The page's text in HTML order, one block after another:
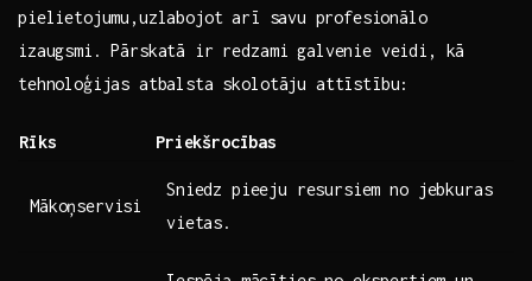
pielietojumu,uzlabojot ⁢arī savu ⁢profesionālo
izaugsmi. Pārskatā ir redzami ‌galvenie‌ veidi, kā
tehnoloģijas atbalsta ‍skolotāju attīstību:
Rīks Priekšrocības
Mākoņservisi
Sniedz pieeju resursiem no jebkuras
vietas.